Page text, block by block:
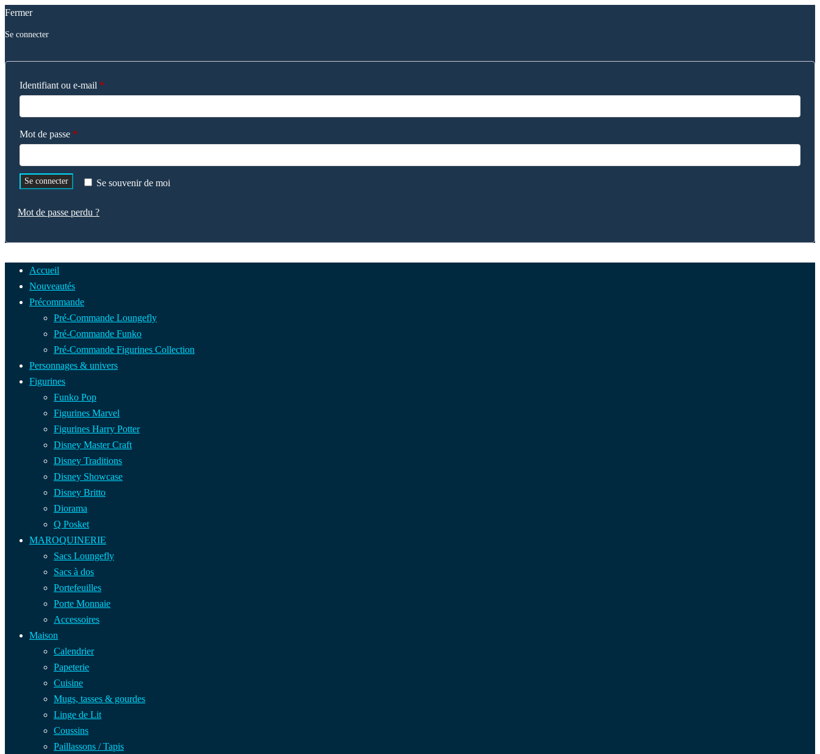
Fermer
Se connecter
Identifiant ou e-mail *
Mot de passe *
Se souvenir de moi
Se connecter
Mot de passe perdu ?
Accueil
Nouveautés
Précommande
Pré-Commande Loungefly
Pré-Commande Funko
Pré-Commande Figurines Collection
Personnages & univers
Figurines
Funko Pop
Figurines Marvel
Figurines Harry Potter
Disney Master Craft
Disney Traditions
Disney Showcase
Disney Britto
Diorama
Q Posket
MAROQUINERIE
Sacs Loungefly
Sacs à dos
Portefeuilles
Porte Monnaie
Accessoires
Maison
Calendrier
Papeterie
Cuisine
Mugs, tasses & gourdes
Linge de Lit
Coussins
Paillassons / Tapis